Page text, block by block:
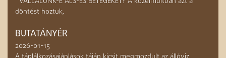
döntést hoztuk,
BUTATÁNYÉR
2026-01-15